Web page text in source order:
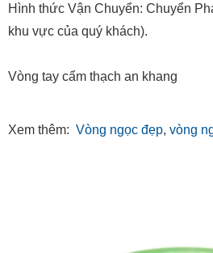
Hình thức Vận Chuyển: Chuyển
khu vực của quý khách).
Vòng tay cẩm thạch an khang
Xem thêm: Vòng ngọc đẹp, vòng